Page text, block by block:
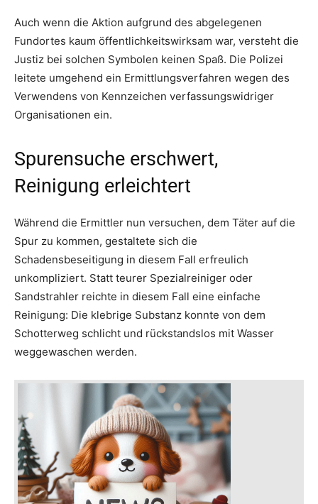
Auch wenn die Aktion aufgrund des abgelegenen
Fundortes kaum öffentlichkeitswirksam war, versteht die
Justiz bei solchen Symbolen keinen Spaß. Die Polizei
leitete umgehend ein Ermittlungsverfahren wegen des
Verwendens von Kennzeichen verfassungswidriger
Organisationen ein.
Spurensuche erschwert,
Reinigung erleichtert
Während die Ermittler nun versuchen, dem Täter auf die
Spur zu kommen, gestaltete sich die
Schadensbeseitigung in diesem Fall erfreulich
unkompliziert. Statt teurer Spezialreiniger oder
Sandstrahler reichte in diesem Fall eine einfache
Reinigung: Die klebrige Substanz konnte von dem
Schotterweg schlicht und rückstandslos mit Wasser
weggewaschen werden.